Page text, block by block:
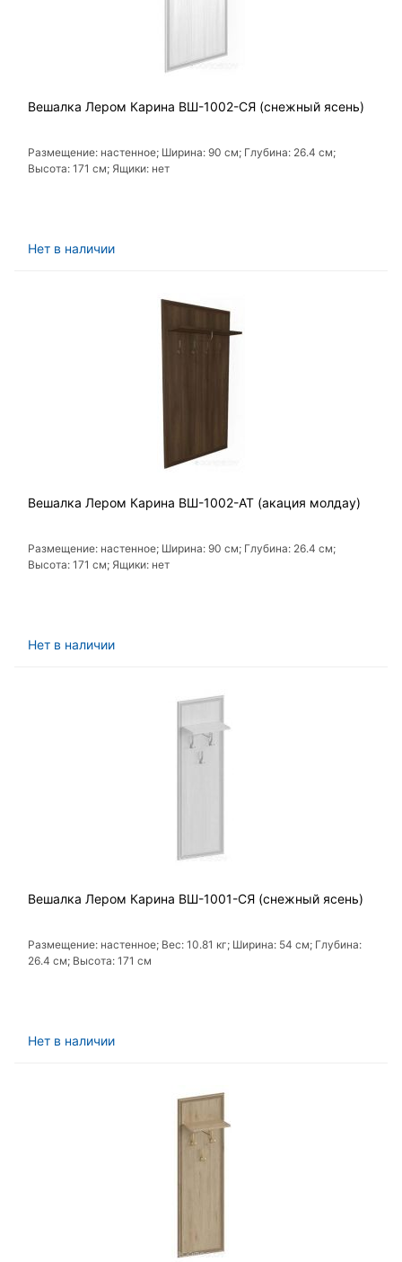
Вешалка Лером Карина ВШ-1002-СЯ (снежный ясень)
Размещение: настенное; Ширина: 90 см; Глубина: 26.4 см;
Высота: 171 см; Ящики: нет
Нет в наличии
Вешалка Лером Карина ВШ-1002-АТ (акация молдау)
Размещение: настенное; Ширина: 90 см; Глубина: 26.4 см;
Высота: 171 см; Ящики: нет
Нет в наличии
Вешалка Лером Карина ВШ-1001-СЯ (снежный ясень)
Размещение: настенное; Вес: 10.81 кг; Ширина: 54 см; Глубина:
26.4 см; Высота: 171 см
Нет в наличии